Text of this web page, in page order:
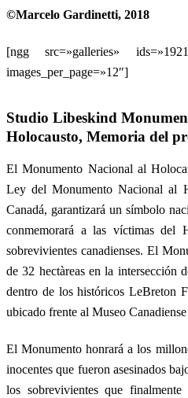
©Marcelo Gardinetti, 2018
[ngg src=»galleries»
images_per_page=»12″]
Studio Libeskind
Holocausto, Memoria del
El Monumento Nacional al
Ley del Monumento Nacional al
Canadá, garantizará un símbolo
conmemorará a las víctimas del
sobrevivientes canadienses. El
de 32 hectàreas en la intersección
dentro de los históricos LeBreton
ubicado frente al Museo
El Monumento honrará a los
inocentes que fueron asesinados
los sobrevivientes que